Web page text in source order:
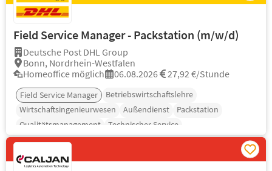
Field Service Manager - Packstation (m/w/d)
Deutsche Post DHL Group
Bonn, Nordrhein-Westfalen
Homeoffice möglich
06.08.2026 27,92 €/Stunde
Field Service Manager
Betriebswirtschaftslehre
Wirtschaftsingenieurwesen
Außendienst
Packstation
Qualitätsmanagement
Technischer Service